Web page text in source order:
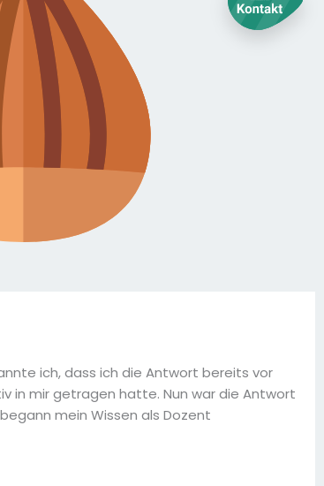
ich, dass ich die Antwort bereits vor
in mir getragen hatte. Nun war die Antwort
mein Wissen als Dozent